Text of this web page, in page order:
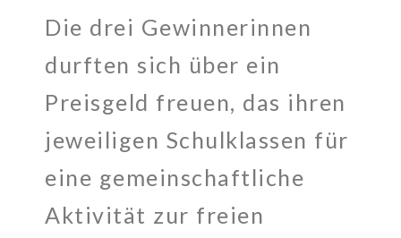
Die drei Gewinnerinnen
durften sich über ein
Preisgeld freuen, das ihren
jeweiligen Schulklassen für
eine gemeinschaftliche
Aktivität zur freien